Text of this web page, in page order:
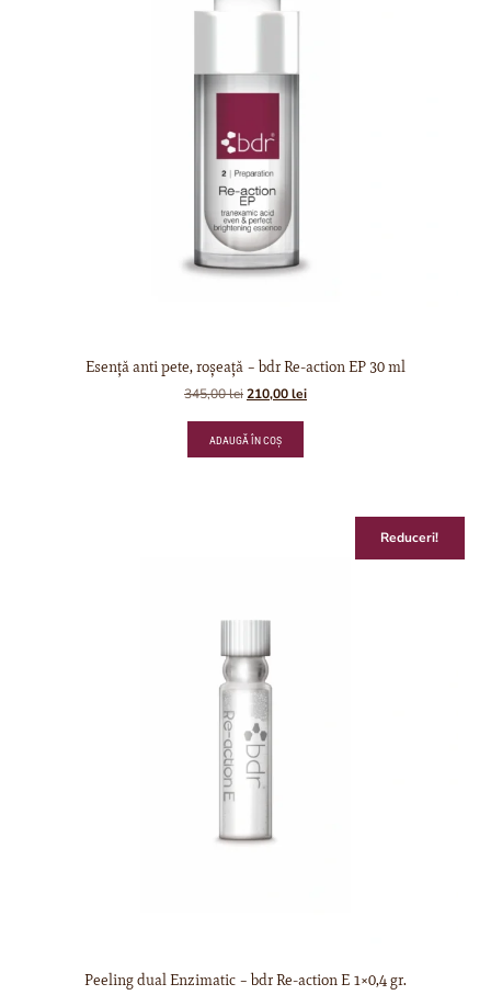
Esență anti pete, roșeață – bdr Re-action EP 30 ml
345,00lei210,00lei
ADAUGĂ ÎN COȘ
Reduceri!
Peeling dual Enzimatic – bdr Re-action E 1×0,4 gr.